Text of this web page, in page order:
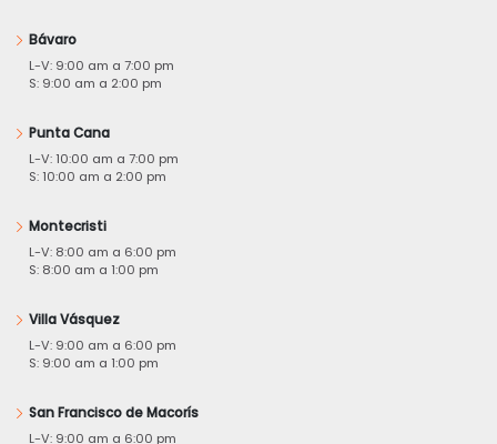
Bávaro
L-V: 9:00 am a 7:00 pm
S: 9:00 am a 2:00 pm
Punta Cana
L-V: 10:00 am a 7:00 pm
S: 10:00 am a 2:00 pm
Montecristi
L-V: 8:00 am a 6:00 pm
S: 8:00 am a 1:00 pm
Villa Vásquez
L-V: 9:00 am a 6:00 pm
S: 9:00 am a 1:00 pm
San Francisco de Macorís
L-V: 9:00 am a 6:00 pm